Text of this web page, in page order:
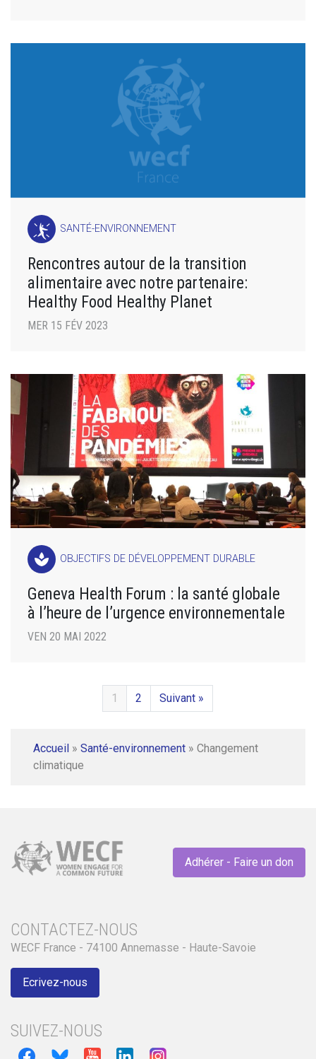
SANTÉ-ENVIRONNEMENT
Rencontres autour de la transition
alimentaire avec notre partenaire:
Healthy Food Healthy Planet
MER 15 FÉV 2023
spa OBJECTIFS DE DÉVELOPPEMENT DURABLE
Geneva Health Forum : la santé globale
à l’heure de l’urgence environnementale
VEN 20 MAI 2022
1 2 Suivant »
Accueil » Santé-environnement » Changement
climatique
Adhérer - Faire un don
CONTACTEZ-NOUS
WECF France - 74100 Annemasse - Haute-Savoie
Ecrivez-nous
SUIVEZ-NOUS